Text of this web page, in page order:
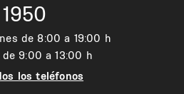
1950
de 8:00 a 19:00 h
de 9:00 a 13:00 h
los teléfonos